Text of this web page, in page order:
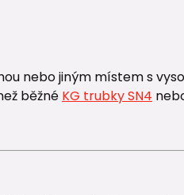
nebo jiným místem s
běžné KG trubky SN4